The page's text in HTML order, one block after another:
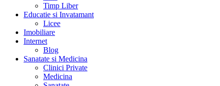
Timp Liber
Educatie si Invatamant
Licee
Imobiliare
Internet
Blog
Sanatate si Medicina
Clinici Private
Medicina